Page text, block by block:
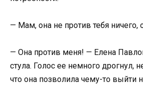
— Мам, она не против тебя ничего,
— Она против меня! — Елена
стула. Голос ее немного дрогнул,
что она позволила чему-то выйти